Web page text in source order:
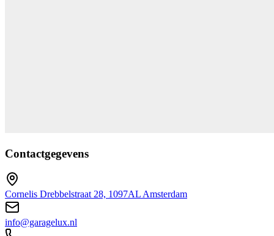
Contactgegevens
Cornelis Drebbelstraat 28, 1097AL Amsterdam
info@garagelux.nl